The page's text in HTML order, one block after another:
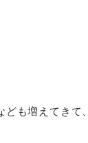
も増えてきて、